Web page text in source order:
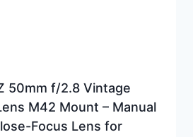
50mm f/2.8 Vintage
M42 Mount – Manual
Focus Lens for